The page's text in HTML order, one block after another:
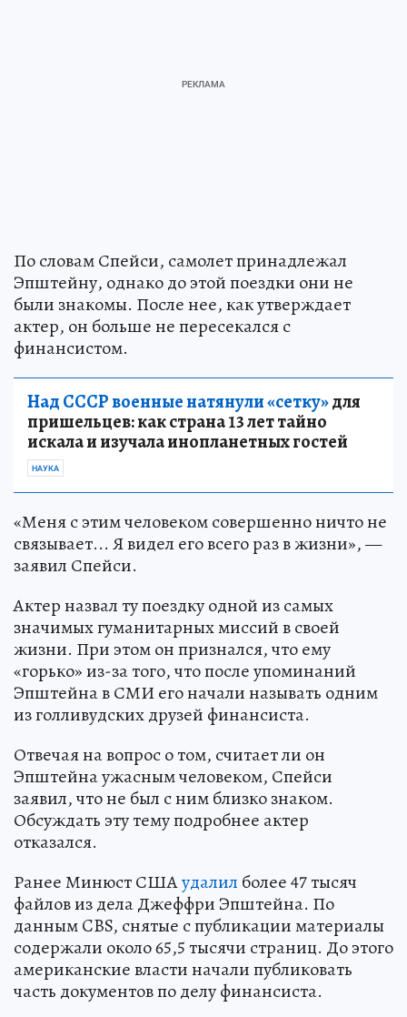
По словам Спейси, самолет принадлежал
Эпштейну, однако до этой поездки они не
были знакомы. После нее, как утверждает
актер, он больше не пересекался с
финансистом.
Над СССР военные натянули «сетку»для
пришельцев: как страна 13 лет тайно
искала и изучала инопланетных гостей
НАУКА
«Меня с этим человеком совершенно ничто не
связывает... Я видел его всего раз в жизни», —
заявил Спейси.
Актер назвал ту поездку одной из самых
значимых гуманитарных миссий в своей
жизни. При этом он признался, что ему
«горько» из-за того, что после упоминаний
Эпштейна в СМИ его начали называть одним
из голливудских друзей финансиста.
Отвечая на вопрос о том, считает ли он
Эпштейна ужасным человеком, Спейси
заявил, что не был с ним близко знаком.
Обсуждать эту тему подробнее актер
отказался.
Ранее Минюст СШАудалил более 47 тысяч
файлов из дела Джеффри Эпштейна. По
данным CBS, снятые с публикации материалы
содержали около 65,5 тысячи страниц. До этого
американские власти начали публиковать
часть документов по делу финансиста.